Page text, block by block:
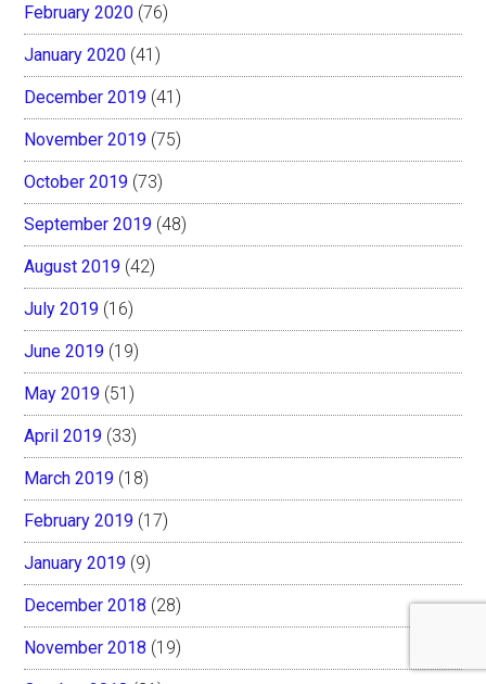
February 2020 (76)
January 2020 (41)
December 2019 (41)
November 2019 (75)
October 2019 (73)
September 2019 (48)
August 2019 (42)
July 2019 (16)
June 2019 (19)
May 2019 (51)
April 2019 (33)
March 2019 (18)
February 2019 (17)
January 2019 (9)
December 2018 (28)
November 2018 (19)